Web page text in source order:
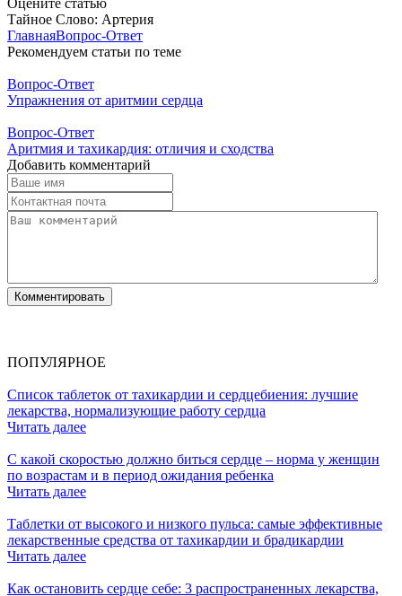
Оцените статью
Тайное Слово: Артерия
ГлавнаяВопрос-Ответ
Рекомендуем статьи по теме
Вопрос-Ответ
Упражнения от аритмии сердца
Вопрос-Ответ
Аритмия и тахикардия: отличия и сходства
Добавить комментарий
ПОПУЛЯРНОЕ
Список таблеток от тахикардии и сердцебиения: лучшие
лекарства, нормализующие работу сердца
Читать далее
С какой скоростью должно биться сердце – норма у женщин
по возрастам и в период ожидания ребенка
Читать далее
Таблетки от высокого и низкого пульса: самые эффективные
лекарственные средства от тахикардии и брадикардии
Читать далее
Как остановить сердце себе: 3 распространенных лекарства,